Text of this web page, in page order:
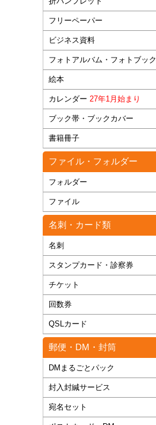
フリーペーパー
ビジネス資料
フォトアルバム・フォトブック
絵本
カレンダー 27年1月始まり
ブック帯・ブックカバー
書籍冊子
ファイル・フォルダー
フォルダー
ファイル
名刺・カード類
名刺
スタンプカード・診察券
チケット
回数券
QSLカード
郵便・DM・封筒
DMまるごとパック
封入封緘サービス
宛名セット